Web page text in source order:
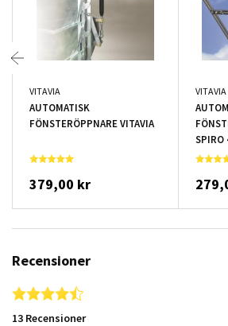
VITAVIA
AUTOMATISK
FÖNSTERÖPPNARE VITAVIA
379,00 kr
VITAVIA
SPIRO
Recensioner
4.6 star rating
13 Recensioner